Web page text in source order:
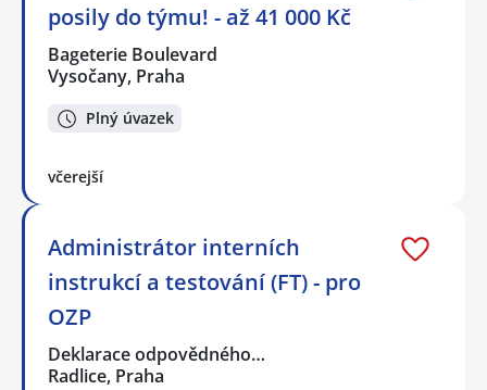
posily do týmu! - až 41 000 Kč
Bageterie Boulevard
Vysočany, Praha
Plný úvazek
včerejší
Administrátor interních
instrukcí a testování (FT) - pro
OZP
Deklarace odpovědného…
Radlice, Praha